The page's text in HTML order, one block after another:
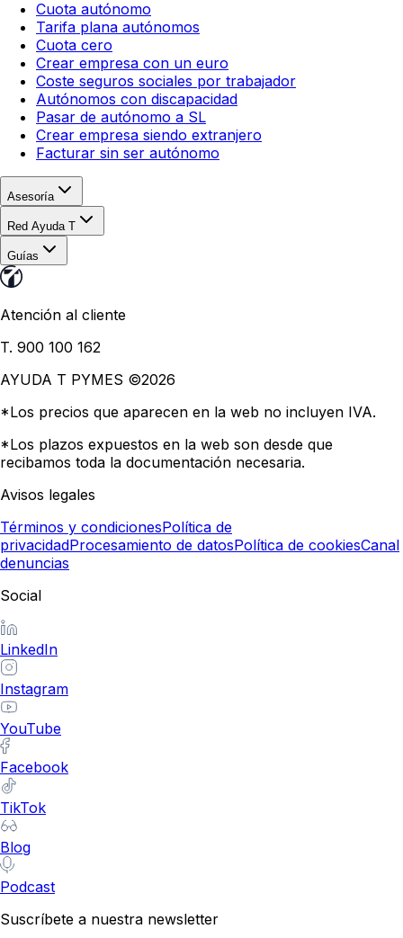
Cuota autónomo
Tarifa plana autónomos
Cuota cero
Crear empresa con un euro
Coste seguros sociales por trabajador
Autónomos con discapacidad
Pasar de autónomo a SL
Crear empresa siendo extranjero
Facturar sin ser autónomo
Asesoría
Red Ayuda T
Guías
Atención al cliente
T. 900 100 162
AYUDA T PYMES ©2026
*Los precios que aparecen en la web no incluyen IVA.
*Los plazos expuestos en la web son desde que
recibamos toda la documentación necesaria.
Avisos legales
Términos y condicionesPolítica de
privacidadProcesamiento de datosPolítica de cookiesCanal
denuncias
Social
LinkedIn
Instagram
YouTube
Facebook
TikTok
Blog
Podcast
Suscríbete a nuestra newsletter